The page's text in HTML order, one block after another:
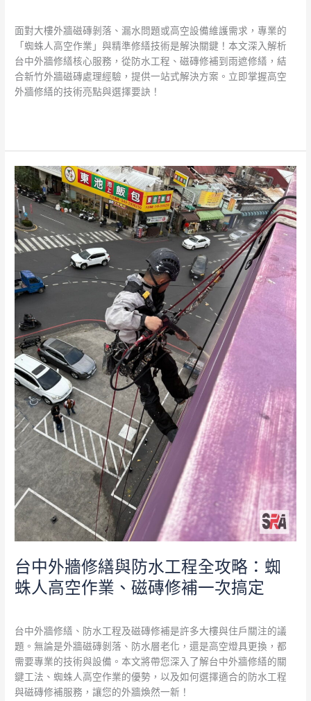
面對大樓外牆磁磚剝落、漏水問題或高空設備維護需求，專業的
「蜘蛛人高空作業」與精準修繕技術是解決關鍵！本文深入解析
台中外牆修繕核心服務，從防水工程、磁磚修補到雨遮修繕，結
合新竹外牆磁磚處理經驗，提供一站式解決方案。立即掌握高空
外牆修繕的技術亮點與選擇要訣！
台中外牆修繕與防水工程全攻略：蜘
蛛人高空作業、磁磚修補一次搞定
台中外牆修繕、防水工程及磁磚修補是許多大樓與住戶關注的議
題。無論是外牆磁磚剝落、防水層老化，還是高空燈具更換，都
需要專業的技術與設備。本文將帶您深入了解台中外牆修繕的關
鍵工法、蜘蛛人高空作業的優勢，以及如何選擇適合的防水工程
與磁磚修補服務，讓您的外牆煥然一新！
台
中
外
牆
修
繕
防
水
程
全
攻
略：
蜘
蛛
人
高
空
作
業、
磁
磚
修
補
次
搞